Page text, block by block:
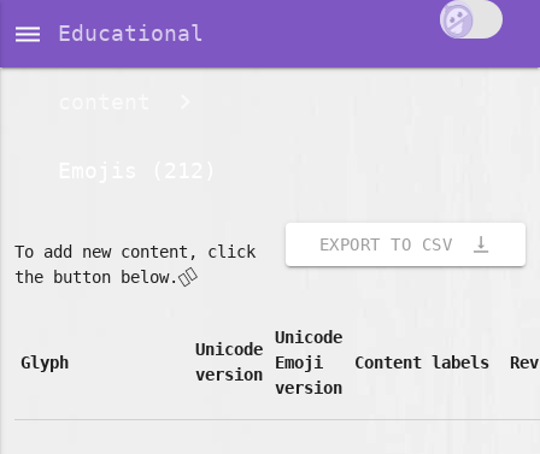
dehaze Educational
EXPORT TO CSV vertical_align_bottom
To add new content, click
the button below.👇🏽
Glyph
Unicode
version
Unicode
Emoji
version
Content labels